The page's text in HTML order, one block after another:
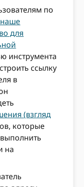
по
для
инструмента
ссылку
в
(взгляд
которые
на